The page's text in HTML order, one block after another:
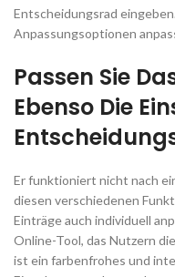
Entscheidungsrad
Anpassungsoptionen
Passen Sie
Ebenso Die
Er funktioniert nicht nach
diesen verschiedenen
Einträge auch individuell
Online-Tool, das Nutzern
ist ein farbenfrohes und